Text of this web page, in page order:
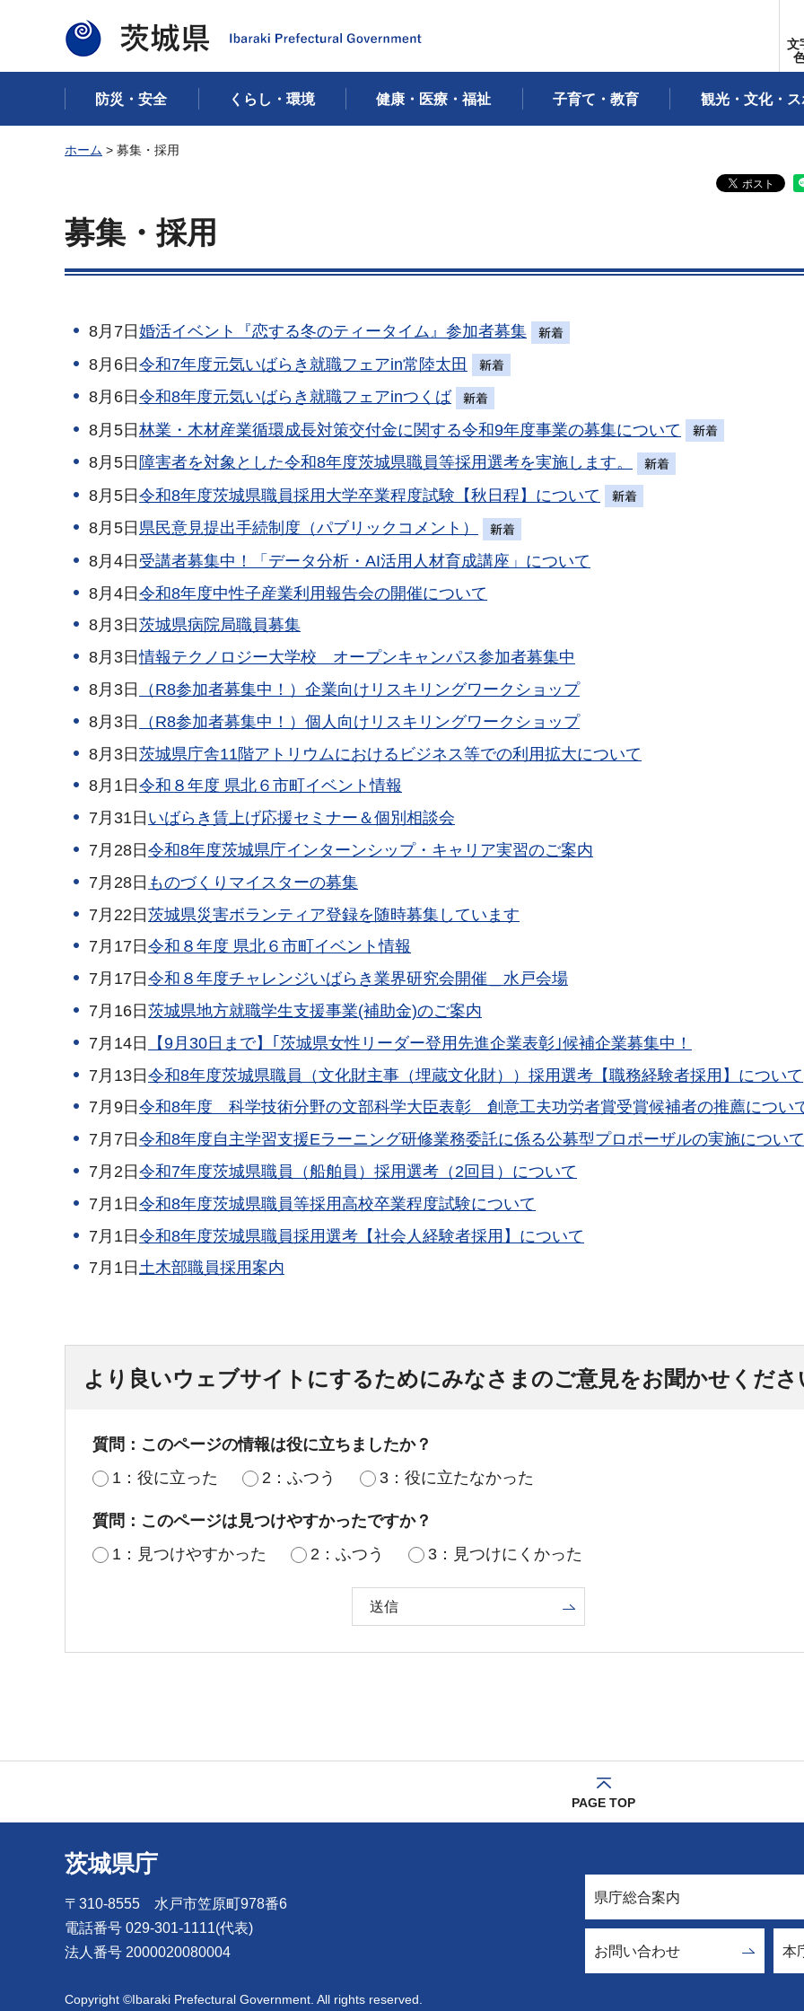
茨城県
文
防災・安全 くらし・環境 健康・医療・福祉 子育て・教育 観光・文化・
ホーム > 募集・採用
募集・採用
8月7日 婚活イベント『恋する冬のティータイム』参加者募集
8月6日令和7年度元気いばらき就職フェアin常陸太田
8月6日 令和8年度元気いばらき就職フェアinつくば
8月5日林業・木材産業循環成長対策交付金に関する令和9年度事業の募集について
8月5日 障害者を対象とした令和8年度茨城県職員等採用選考を実施します。
8月5日令和8年度茨城県職員採用大学卒業程度試験【秋日程】について
8月5日 県民意見提出手続制度（パブリックコメント）
8月4日 受講者募集中！「データ分析・AI活用人材育成講座」について
8月4日令和8年度中性子産業利用報告会の開催について
8月3日 茨城県病院局職員募集
8月3日情報テクノロジー大学校 オープンキャンパス参加者募集中
8月3日
（R8参加者募集中！）企業向けリスキリングワークショップ
8月3日
（R8参加者募集中！）個人向けリスキリングワークショップ
8月3日茨城県庁舎11階アトリウムにおけるビジネス等での利用拡大について
8月1日 令和８年度 県北６市町イベント情報
7月31日 いばらき賃上げ応援セミナー＆個別相談会
7月28日 令和8年度茨城県庁インターンシップ・キャリア実習のご案内
7月28日 ものづくりマイスターの募集
7月22日茨城県災害ボランティア登録を随時募集しています
7月17日 令和８年度 県北６市町イベント情報
7月17日 令和８年度チャレンジいばらき業界研究会開催＿水戸会場
7月16日茨城県地方就職学生支援事業(補助金)のご案内
7月14日
【9月30日まで】｢茨城県女性リーダー登用先進企業表彰｣候補企業募集中！
7月13日令和8年度茨城県職員（文化財主事（埋蔵文化財））採用選考【職務経験者採用】について
7月9日 令和8年度 科学技術分野の文部科学大臣表彰 創意工夫功労者賞受賞候補者の推薦につい
7月7日 令和8年度自主学習支援Eラーニング研修業務委託に係る公募型プロポーザルの実施について
7月2日令和7年度茨城県職員（船舶員）採用選考（2回目）について
7月1日令和8年度茨城県職員等採用高校卒業程度試験について
7月1日令和8年度茨城県職員採用選考【社会人経験者採用】について
7月1日 土木部職員採用案内
より良いウェブサイトにするためにみなさまのご意見をお聞かせくださ
質問：このページの情報は役に立ちましたか？
1：役に立った
2：ふつう 3：役に立たなかった
質問：このページは見つけやすかったですか？
1：見つけやすかった
2：ふつう 3：見つけにくかった
PAGE TOP
茨城県庁
〒310-8555 水戸市笠原町978番6
電話番号 029-301-1111(代表)
法人番号 2000020080004
Copyright ©Ibaraki Prefectural Government. All rights reserved.
県庁総合案内
お問い合わせ 本